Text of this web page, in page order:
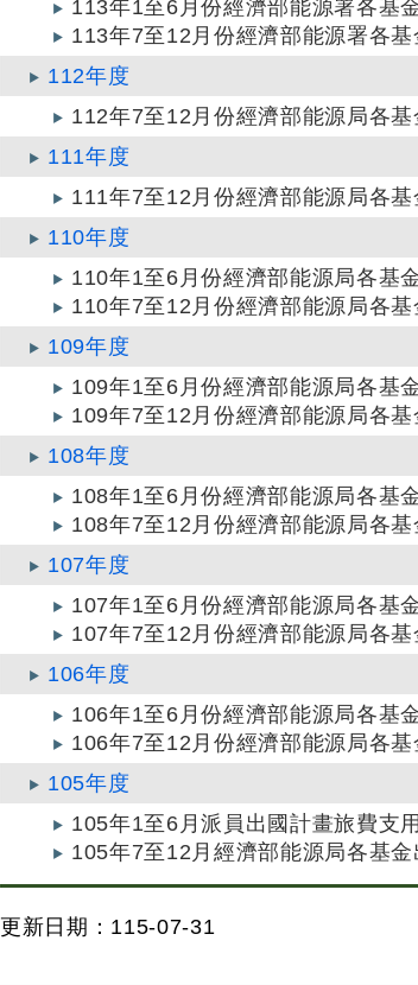
113年1至6月份經濟部能源署各基
113年7至12月份經濟部能源署各
112年度
112年7至12月份經濟部能源局各
111年度
111年7至12月份經濟部能源局各
110年度
110年1至6月份經濟部能源局各基
110年7至12月份經濟部能源局各
109年度
109年1至6月份經濟部能源局各基
109年7至12月份經濟部能源局各
108年度
108年1至6月份經濟部能源局各基
108年7至12月份經濟部能源局各
107年度
107年1至6月份經濟部能源局各基
107年7至12月份經濟部能源局各
106年度
106年1至6月份經濟部能源局各基
106年7至12月份經濟部能源局各
105年度
105年1至6月派員出國計畫旅費支
105年7至12月經濟部能源局各基
更新日期：115-07-31